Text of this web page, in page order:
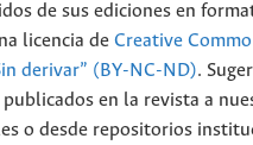
de sus ediciones en
licencia de Creative
derivar” (BY-NC-ND).
en la revista a
o desde repositorios